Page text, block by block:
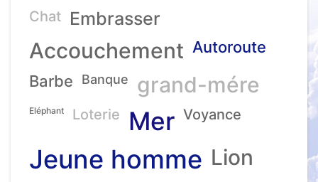
Chat Embrasser
Accouchement Autoroute
Barbe
Banque grand-mére
Eléphant Loterie Mer Voyance
Jeune homme Lion